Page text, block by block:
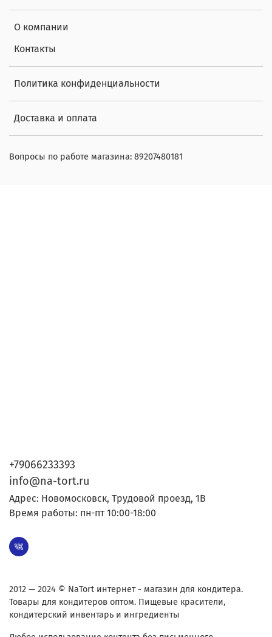
О компании
Контакты
Политика конфиденциальности
Доставка и оплата
Вопросы по работе магазина: 89207480181
+79066233393
info@na-tort.ru
Адрес: Новомосковск, Трудовой проезд, 1В
Время работы: пн-пт 10:00-18:00
2012 — 2024 © NaTort интернет - магазин для кондитера.
Товары для кондитеров оптом. Пищевые красители,
кондитерский инвентарь и ингредиенты